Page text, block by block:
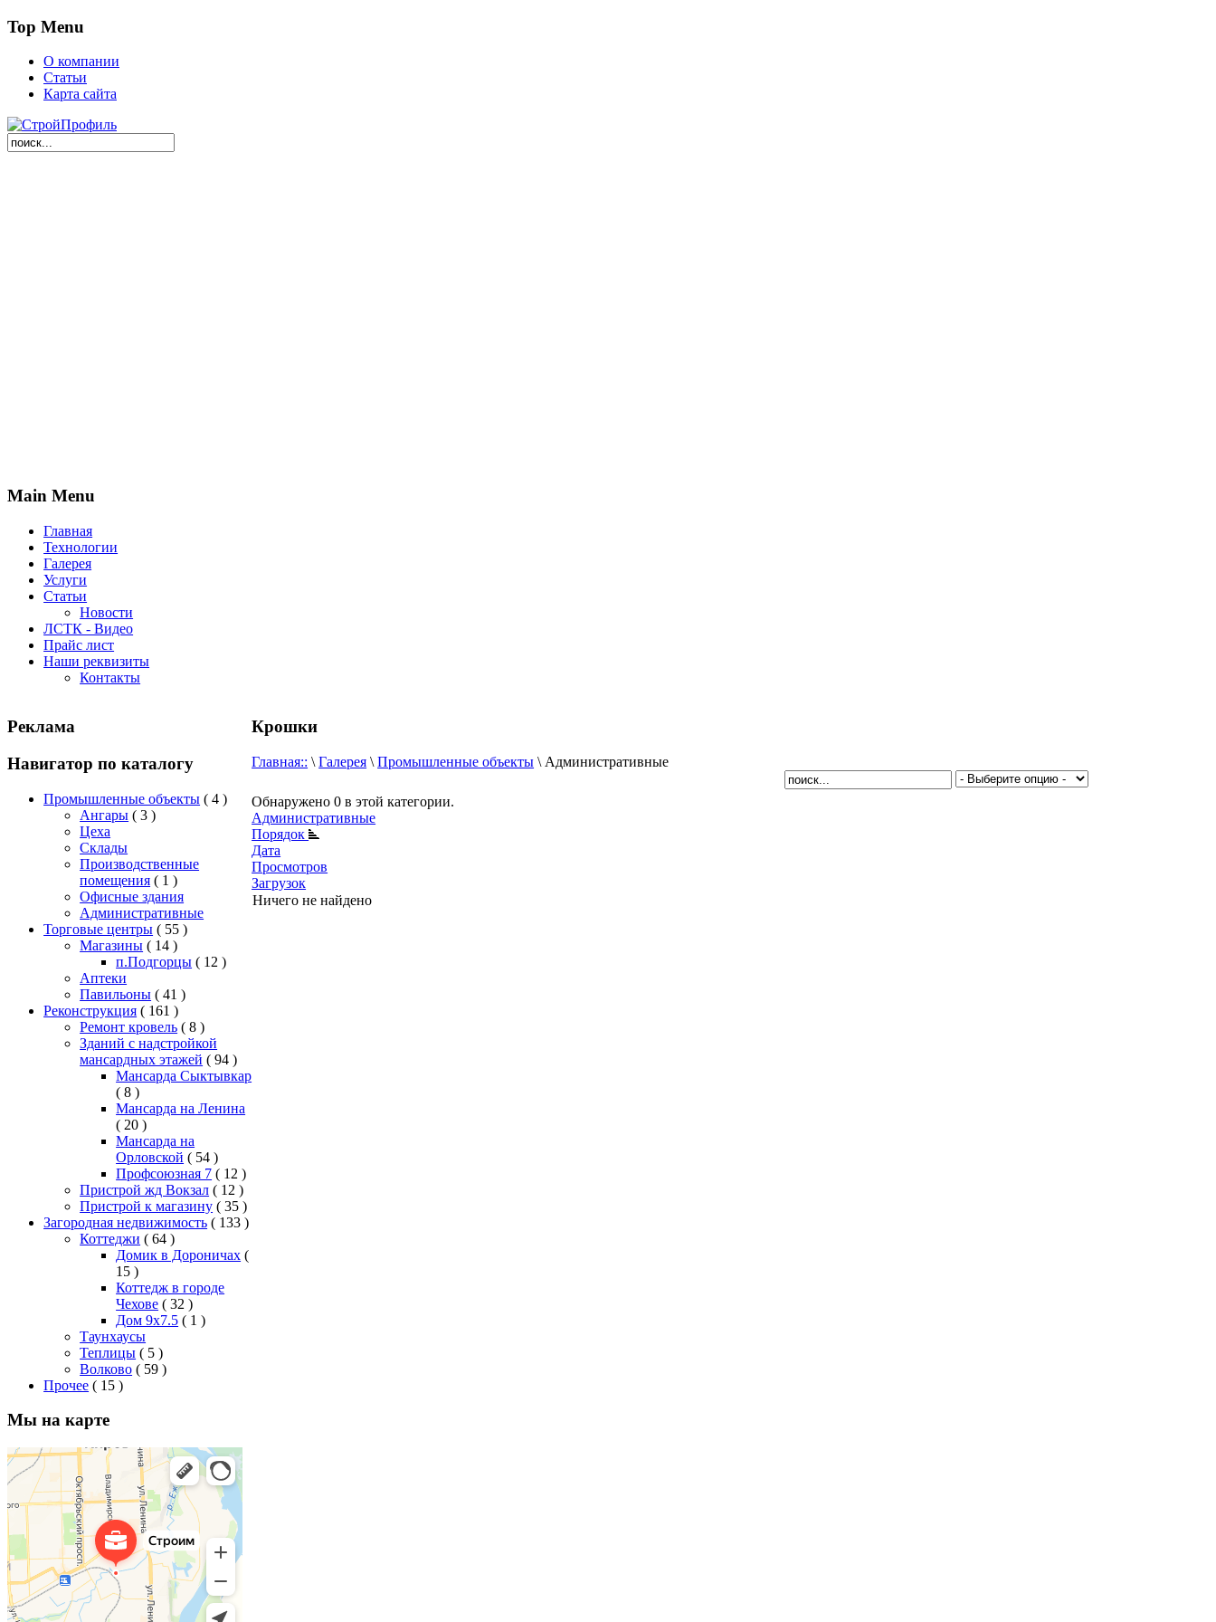
Top Menu
О компании
Статьи
Карта сайта
Main Menu
Главная
Технологии
Галерея
Услуги
Статьи
Новости
ЛСТК - Видео
Прайс лист
Наши реквизиты
Контакты
Реклама
Навигатор по каталогу
Промышленные объекты ( 4 )
Ангары ( 3 )
Цеха
Склады
Производственные
помещения ( 1 )
Офисные здания
Административные
Торговые центры ( 55 )
Магазины ( 14 )
п.Подгорцы ( 12 )
Аптеки
Павильоны ( 41 )
Реконструкция ( 161 )
Ремонт кровель ( 8 )
Зданий с надстройкой
мансардных этажей ( 94 )
Мансарда Сыктывкар
( 8 )
Мансарда на Ленина
( 20 )
Мансарда на
Орловской ( 54 )
Профсоюзная 7 ( 12 )
Пристрой жд Вокзал ( 12 )
Пристрой к магазину ( 35 )
Загородная недвижимость ( 133 )
Коттеджи ( 64 )
Домик в Дороничах (
15 )
Коттедж в городе
Чехове ( 32 )
Дом 9x7.5 ( 1 )
Таунхаусы
Теплицы ( 5 )
Волково ( 59 )
Прочее ( 15 )
Мы на карте
Крошки
Главная:: \Галерея \Промышленные объекты \ Административные
Обнаружено 0 в этой категории.
Административные
Порядок
Дата
Просмотров
Загрузок
Ничего не найдено